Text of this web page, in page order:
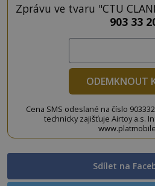
Zprávu ve tvaru "CTU
903 33
ODEMKNOUT
Cena SMS odeslané na číslo
technicky zajišťuje Airtoy a.s.
Sdílet na